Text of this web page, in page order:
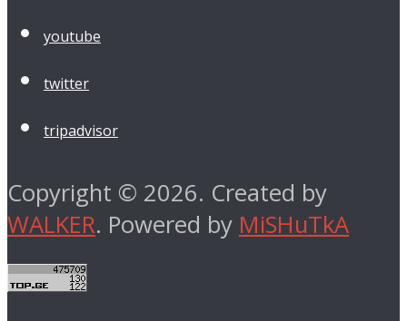
youtube
twitter
tripadvisor
Copyright © 2026. Created by
WALKER. Powered by MiSHuTkA